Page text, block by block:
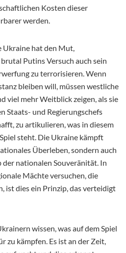
Kosten dieser
werden.
Ukraine hat den Mut,
Putins Versuch auch sein
zu terrorisieren. Wenn
bleiben will, müssen westliche
viel mehr Weitblick zeigen, als sie
Staats- und Regierungschefs
zu artikulieren, was in diesem
steht. Die Ukraine kämpft
Überleben, sondern auch
der nationalen Souveränität. In
Mächte versuchen, die
ist dies ein Prinzip, das verteidigt
wissen, was auf dem Spiel
zu kämpfen. Es ist an der Zeit,